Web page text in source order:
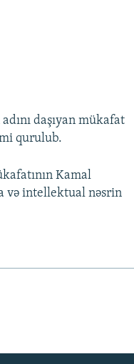
daşıyan mükafat
qurulub.
Kamal
və intellektual nəsrin